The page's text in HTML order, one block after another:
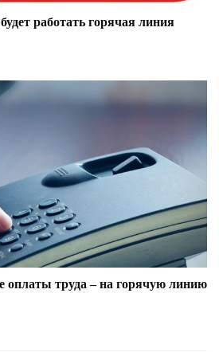
работать горячая линия
оплаты труда – на горячую линию